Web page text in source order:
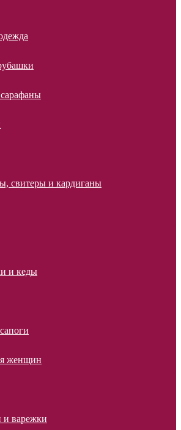
свитеры и кардиганы
и кеды
женщин
и варежки